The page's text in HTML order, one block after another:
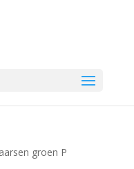
groen P